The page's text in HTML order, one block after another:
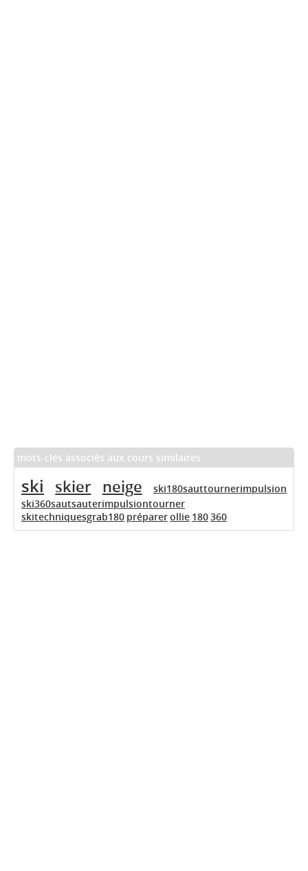
mots-clés associés aux cours similaires
ski skier neige
ski180sauttournerimpulsion
ski360sautsauterimpulsiontourner
skitechniquesgrab180 préparerollie 180360